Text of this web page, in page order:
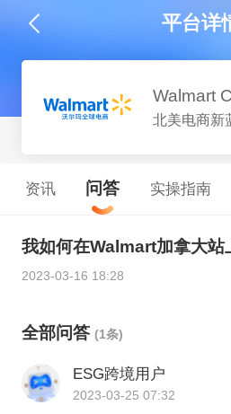
平台详
Walmart
北美电商新
资讯 问答 实操指南
我如何在Walmart加拿大站
2023-03-16 18:28
全部问答 (1条)
ESG跨境用户
2023-03-25 07:32